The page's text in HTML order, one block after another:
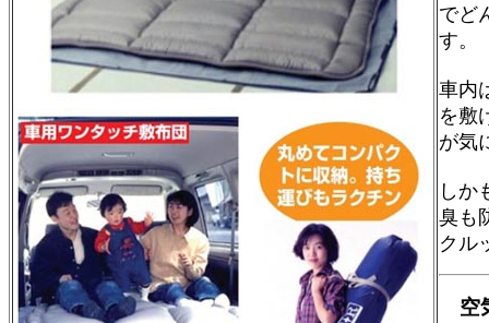
でど
す。
車内
を敷
が気
しか
臭も
クル
空